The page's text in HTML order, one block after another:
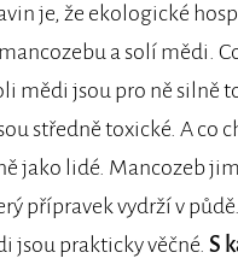
je, že ekologické
a solí mědi.
mědi jsou pro ně silně
středně toxické. A co
jako lidé. Mancozeb
přípravek vydrží v
jsou prakticky věčné. S